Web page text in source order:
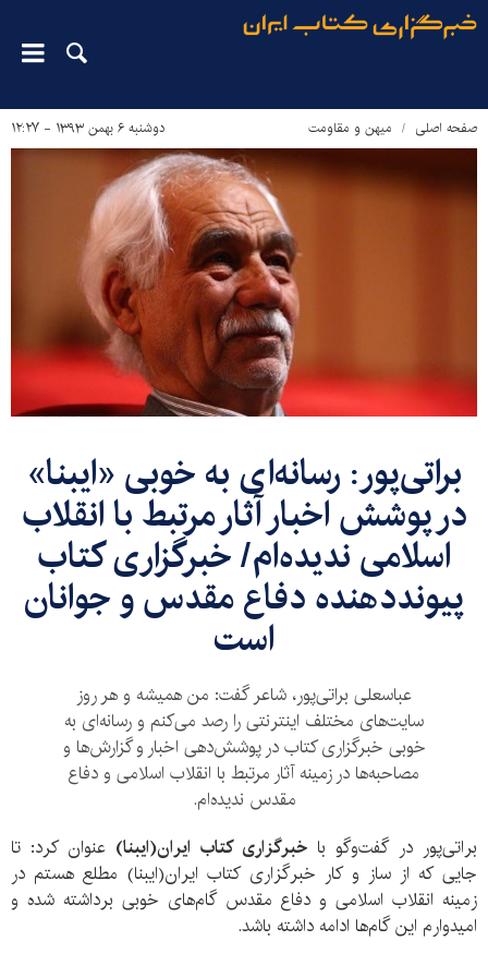
صفحه اصلی میهن و مقاومت دوشنبه ۶ بهمن ۱۳۹۳ - ۱۲:۲۷
براتی‌پور: رسانه‌ای به خوبی «ایبنا»
در پوشش اخبار آثار مرتبط با انقلاب
اسلامی ندیده‌ام/ خبرگزاری کتاب
پیونددهنده دفاع مقدس و جوانان
است
عباسعلی براتی‌پور، شاعر گفت: من همیشه و هر روز
سایت‌های مختلف اینترنتی را رصد می‌کنم و رسانه‌ای به
خوبی خبرگزاری کتاب در پوشش‌دهی اخبار و گزارش‌ها و
مصاحبه‌ها در زمینه آثار مرتبط با انقلاب اسلامی و دفاع
مقدس ندیده‌ام.
براتی‌پور در گفت‌وگو با خبرگزاری کتاب ایران(ایبنا) عنوان کرد: تا
جایی که از ساز و کار خبرگزاری کتاب ایران(ایبنا) مطلع هستم در
زمینه انقلاب اسلامی و دفاع مقدس گام‌های خوبی برداشته شده و
امیدوارم این گام‌ها ادامه داشته باشد.